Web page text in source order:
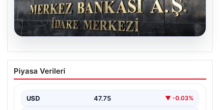
TCMB’nin Nisan toplantısı ne zaman?
Ekonomistlerin faiz beklentileri
Türkiye Cumhuriyet Merkez Bankası Para Politikası
Piyasa Verileri
USD 47.75 ▼ -0.03%